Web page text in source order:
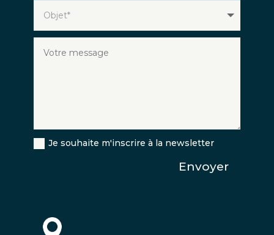
Je souhaite m'inscrire à la newsletter
Envoyer